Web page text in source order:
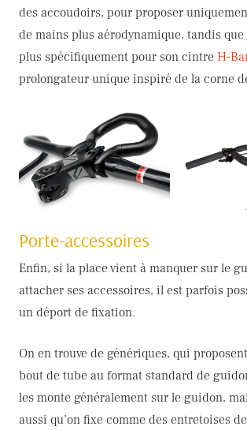
des accoudoirs, pour proposer
de mains plus aérodynamique, tandis que
plus spécifiquement pour son cintre H-
prolongateur unique inspiré de la corne
Porte-accessoires
Enfin, si la place vient à manquer sur le
attacher ses accessoires, il est parfois
un déport de fixation.
On en trouve de génériques, qui
bout de tube au format standard de
les monte généralement sur le guidon,
aussi qu’on fixe comme des entretoises